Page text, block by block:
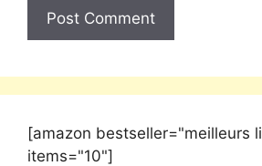
[amazon bestseller="meilleurs
items="10"]